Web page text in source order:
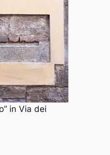
in Via dei